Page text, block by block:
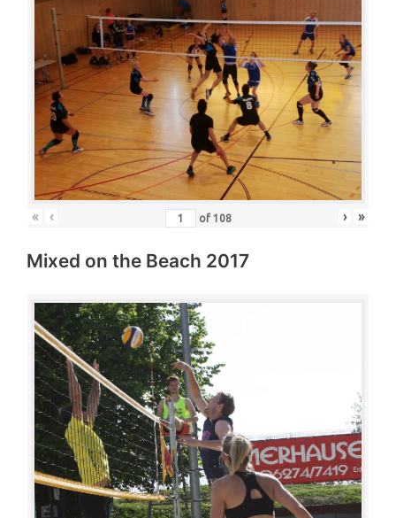
« ‹ of 108 › »
Mixed on the Beach 2017